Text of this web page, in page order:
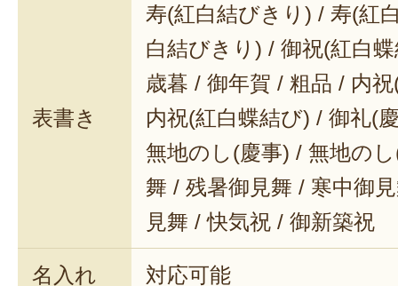
表書き
寿(紅白結びきり) / 寿(紅
白結びきり) / 御祝(紅白
歳暮 / 御年賀 / 粗品 / 内
内祝(紅白蝶結び) / 御礼(
無地のし(慶事) / 無地の
舞 / 残暑御見舞 / 寒中御
見舞 / 快気祝 / 御新築祝
名入れ 対応可能